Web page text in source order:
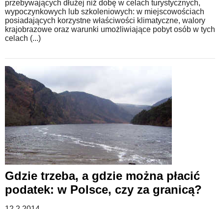
przebywających dłużej niż dobę w celach turystycznych,
wypoczynkowych lub szkoleniowych: w miejscowościach
posiadających korzystne właściwości klimatyczne, walory
krajobrazowe oraz warunki umożliwiające pobyt osób w tych
celach (...)
Gdzie trzeba, a gdzie można płacić
podatek: w Polsce, czy za granicą?